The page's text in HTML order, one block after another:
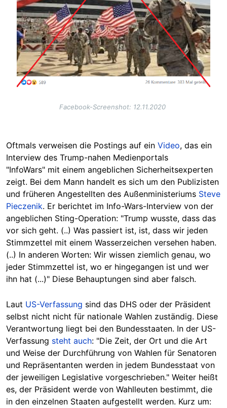
Facebook-Screenshot: 12.11.2020
Oftmals verweisen die Postings auf ein Video, das ein
Interview des Trump-nahen Medienportals
"InfoWars" mit einem angeblichen Sicherheitsexperten
zeigt. Bei dem Mann handelt es sich um den Publizisten
und früheren Angestellten des Außenministeriums Steve
Pieczenik. Er berichtet im Info-Wars-Interview von der
angeblichen Sting-Operation: "Trump wusste, dass das
vor sich geht. (..) Was passiert ist, ist, dass wir jeden
Stimmzettel mit einem Wasserzeichen versehen haben.
(..) In anderen Worten: Wir wissen ziemlich genau, wo
jeder Stimmzettel ist, wo er hingegangen ist und wer
ihn hat (...)" Diese Behauptungen sind aber falsch.
Laut US-Verfassung sind das DHS oder der Präsident
selbst nicht nicht für nationale Wahlen zuständig. Diese
Verantwortung liegt bei den Bundesstaaten. In der US-
Verfassung steht auch: "Die Zeit, der Ort und die Art
und Weise der Durchführung von Wahlen für Senatoren
und Repräsentanten werden in jedem Bundesstaat von
der jeweiligen Legislative vorgeschrieben." Weiter heißt
es, der Präsident werde von Wahlleuten bestimmt, die
in den einzelnen Staaten aufgestellt werden. Kurz um: